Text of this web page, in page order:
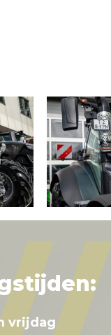
vrijdag